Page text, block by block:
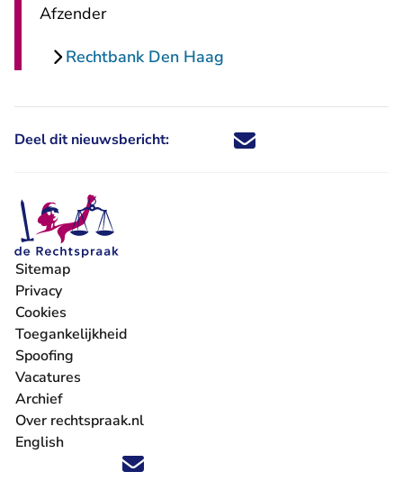
Afzender
Rechtbank Den Haag
Deel dit nieuwsbericht: Deel dit nieuwsbericht via X -
Deel dit nieuwsbericht via
Deel dit nieuwsbericht
Deel dit
Volg ons op X (Twitter) - U verlaat Rechtspraak.nl
Volg ons op Facebook - U verlaat Rechtspraak.nl
Volg ons op Instagram - U verlaat Rechtspraak.nl
Volg ons op Youtube - U verlaat Rechtspraak.nl
Volg ons op LinkedIn - U verlaat
'Blijf op de hoogte' nieuwsbrief - U verlaat
Sitemap
Privacy
Cookies
Toegankelijkheid
Spoofing
Vacatures
- U verlaat Rechtspraak.nl
Archief
Over rechtspraak.nl
English